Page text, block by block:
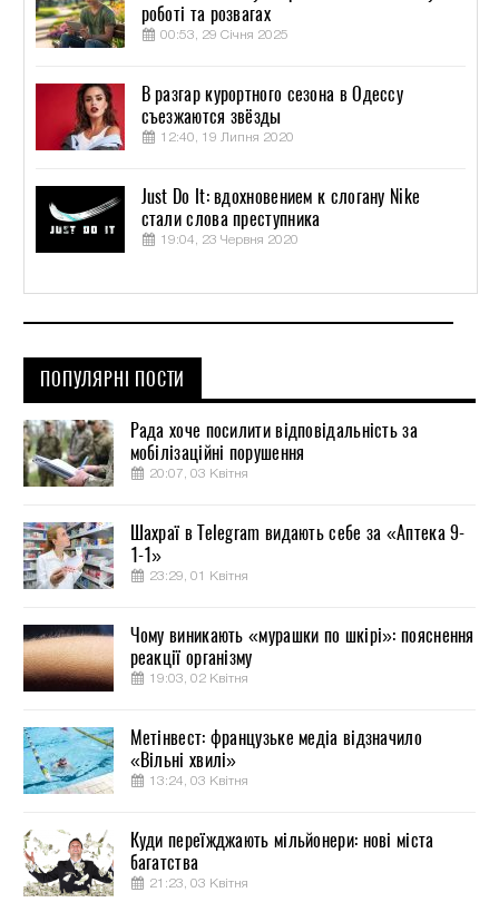
роботі та розвагах
00:53, 29 Січня 2025
В разгар курортного сезона в Одессу
съезжаются звёзды
12:40, 19 Липня 2020
Just Do It: вдохновением к слогану Nike
стали слова преступника
19:04, 23 Червня 2020
ПОПУЛЯРНІ ПОСТИ
Рада хоче посилити відповідальність за
мобілізаційні порушення
20:07, 03 Квітня
Шахраї в Telegram видають себе за «Аптека 9-
1-1»
23:29, 01 Квітня
Чому виникають «мурашки по шкірі»: пояснення
реакції організму
19:03, 02 Квітня
Метінвест: французьке медіа відзначило
«Вільні хвилі»
13:24, 03 Квітня
Куди переїжджають мільйонери: нові міста
багатства
21:23, 03 Квітня